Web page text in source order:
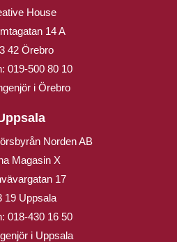
House
14 A
42 Örebro
019-500 80 10
i Örebro
Norden AB
Magasin X
17
19 Uppsala
018-430 16 50
i Uppsala